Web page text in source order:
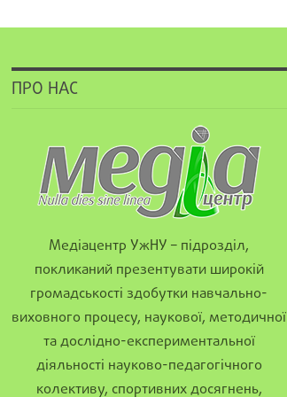
ПРО НАС
Медіацентр УжНУ – підрозділ,
покликаний презентувати широкій
громадськості здобутки навчально-
виховного процесу, наукової, методичної
та дослідно-експериментальної
діяльності науково-педагогічного
колективу, спортивних досягнень,